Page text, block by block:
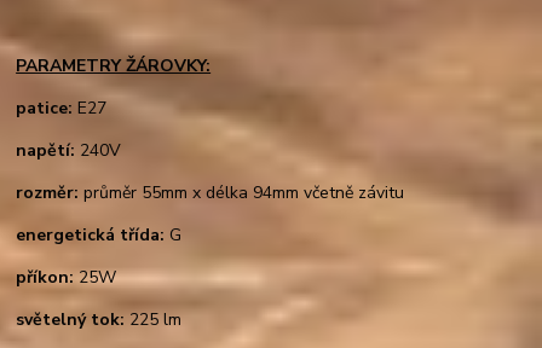
PARAMETRY ŽÁROVKY:
patice: E27
napětí: 240V
rozměr: průměr 55mm x délka 94mm včetně závitu
energetická třída: G
příkon: 25W
světelný tok: 225 lm